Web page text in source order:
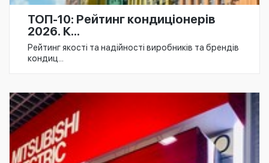
ТОП-10: Рейтинг кондиціонерів
2026. К...
Рейтинг якості та надійності виробників та брендів
кондиц...